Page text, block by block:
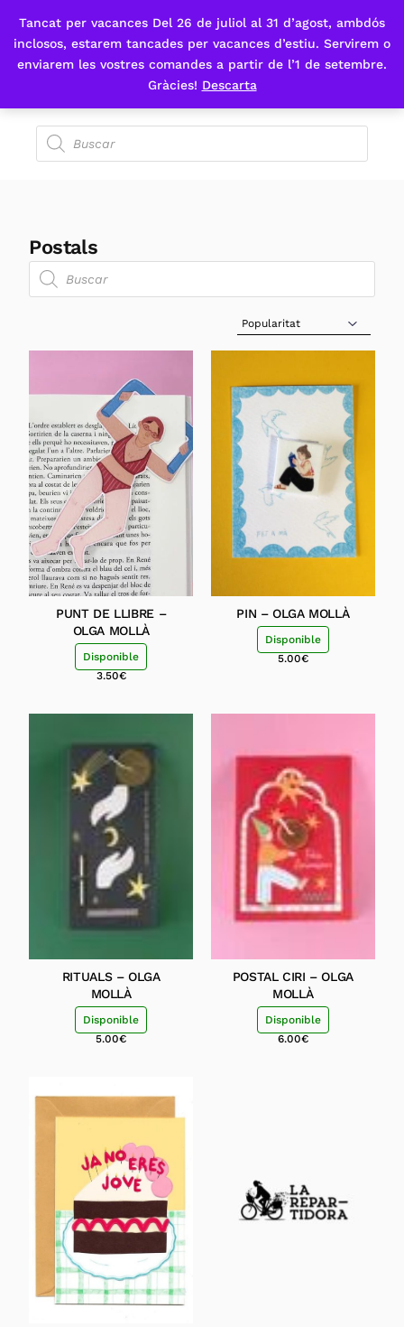
Tancat per vacances Del 26 de juliol al 31 d’agost, ambdós
inclosos, estarem tancades per vacances d’estiu. Servirem o
enviarem les vostres comandes a partir de l’1 de setembre.
Gràcies! Descarta
Fes-te'n sòcia
Postals
Sort Products
PUNT DE LLIBRE –
OLGA MOLLÀ
Disponible
3.50€
PIN – OLGA MOLLÀ
Disponible
5.00€
RITUALS – OLGA
MOLLÀ
Disponible
5.00€
POSTAL CIRI – OLGA
MOLLÀ
Disponible
6.00€